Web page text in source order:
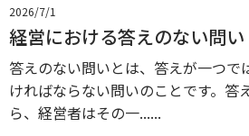
2026/7/1
経営における答えのない問い
答えのない問いとは、答えが一つで
ければならない問いのことです。答
ら、経営者はその一......